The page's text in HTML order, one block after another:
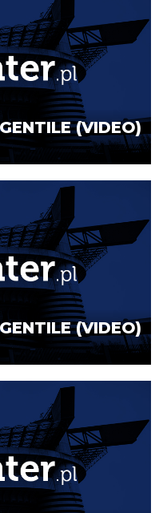
(VIDEO)
(VIDEO)